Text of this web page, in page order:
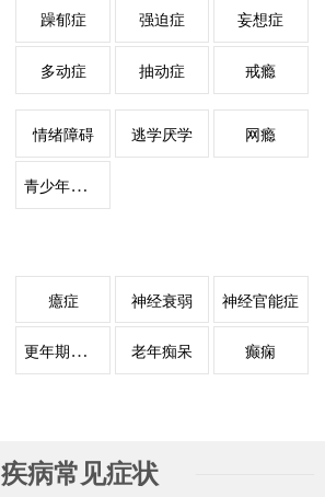
躁郁症 强迫症 妄想症
多动症 抽动症 戒瘾
情绪障碍 逃学厌学 网瘾
青少年心理障碍
癔症 神经衰弱 神经官能症
更年期综合症 老年痴呆 癫痫
疾病常见症状